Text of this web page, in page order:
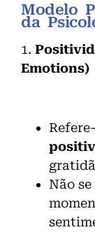
Modelo
da
1.
Emotions)
Não